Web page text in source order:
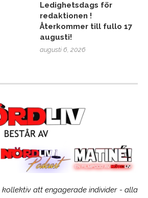
Ledighetsdags för
redaktionen !
Återkommer till fullo 17
augusti!
augusti 6, 2026
att engagerade individer - alla